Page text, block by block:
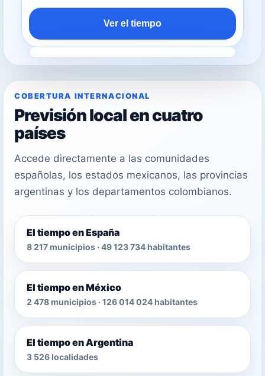
Ver el tiempo
COBERTURA INTERNACIONAL
Previsión local en cuatro
países
Accede directamente a las comunidades
españolas, los estados mexicanos, las provincias
argentinas y los departamentos colombianos.
El tiempo en España
8 217 municipios · 49 123 734 habitantes
El tiempo en México
2 478 municipios · 126 014 024 habitantes
El tiempo en Argentina
3 526 localidades